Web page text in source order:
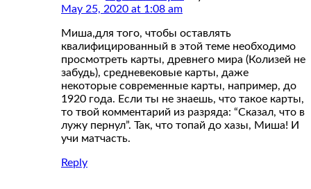
May 25, 2020 at 1:08 am
Миша,для того, чтобы оставлять
квалифицированный в этой теме необходимо
просмотреть карты, древнего мира (Колизей не
забудь), средневековые карты, даже
некоторые современные карты, например, до
1920 года. Если ты не знаешь, что такое карты,
то твой комментарий из разряда: “Сказал, что в
лужу пернул”. Так, что топай до хазы, Миша! И
учи матчасть.
Reply